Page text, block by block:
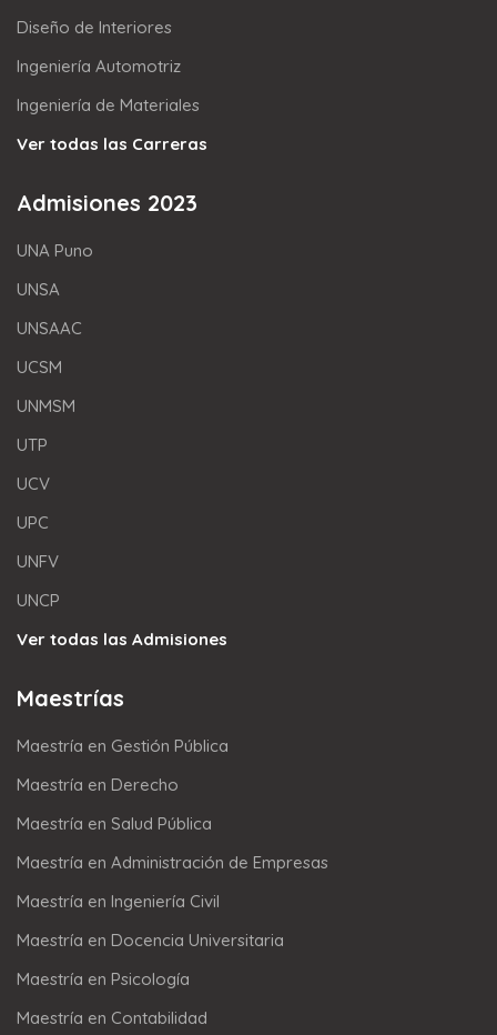
Diseño de Interiores
Ingeniería Automotriz
Ingeniería de Materiales
Ver todas las Carreras
Admisiones 2023
UNA Puno
UNSA
UNSAAC
UCSM
UNMSM
UTP
UCV
UPC
UNFV
UNCP
Ver todas las Admisiones
Maestrías
Maestría en Gestión Pública
Maestría en Derecho
Maestría en Salud Pública
Maestría en Administración de Empresas
Maestría en Ingeniería Civil
Maestría en Docencia Universitaria
Maestría en Psicología
Maestría en Contabilidad